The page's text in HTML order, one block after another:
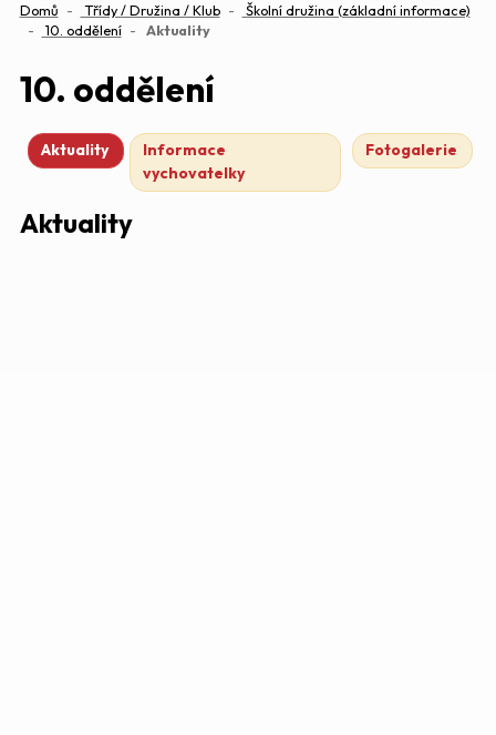
Domů Třídy / Družina / Klub
Školní družina (základní informace)
10. oddělení
Aktuality(aktuální)
10. oddělení
Aktuality
Informace
vychovatelky
Fotogalerie
Aktuality